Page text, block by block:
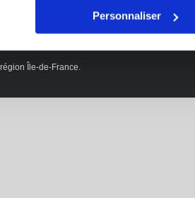
Personnaliser
Île-de-France.